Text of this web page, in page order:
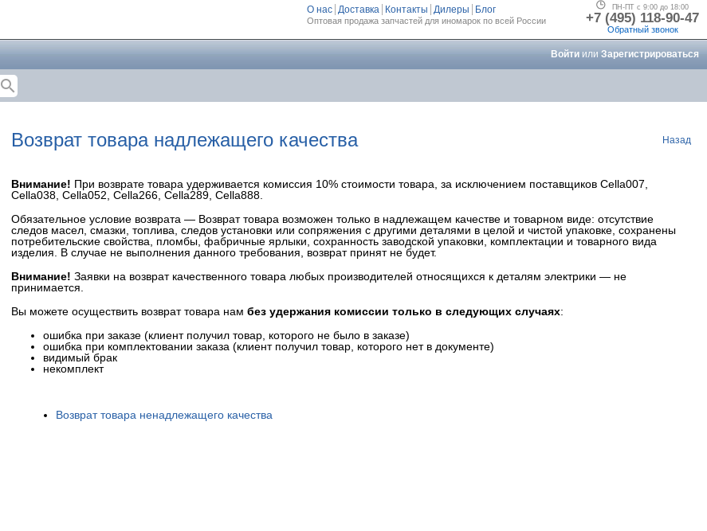
О нас Доставка Контакты Дилеры Блог
Оптовая продажа запчастей для иномарок по всей России
ПН-ПТ с 9:00 до 18:00
+7 (495) 118-90-47
Обратный звонок
Войти или Зарегистрироваться
search
Возврат товара надлежащего качества Назад
Внимание! При возврате товара удерживается комиссия 10% стоимости товара, за исключением поставщиков Cella007,
Cella038, Cella052, Cella266, Cella289, Cella888.
Обязательное условие возврата — Возврат товара возможен только в надлежащем качестве и товарном виде: отсутствие
следов масел, смазки, топлива, следов установки или сопряжения с другими деталями в целой и чистой упаковке, сохранены
потребительские свойства, пломбы, фабричные ярлыки, сохранность заводской упаковки, комплектации и товарного вида
изделия. В случае не выполнения данного требования, возврат принят не будет.
Внимание! Заявки на возврат качественного товара любых производителей относящихся к деталям электрики — не
принимается.
Вы можете осуществить возврат товара нам без удержания комиссии только в следующих случаях:
ошибка при заказе (клиент получил товар, которого не было в заказе)
ошибка при комплектовании заказа (клиент получил товар, которого нет в документе)
видимый брак
некомплект
Возврат товара ненадлежащего качества